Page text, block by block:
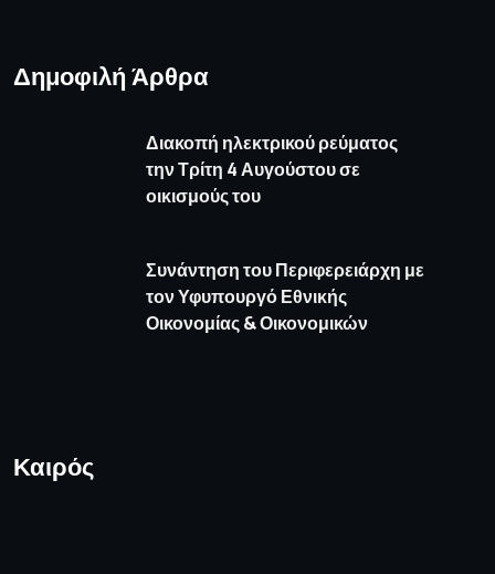
Δημοφιλή Άρθρα
Διακοπή ηλεκτρικού ρεύματος
την Τρίτη 4 Αυγούστου σε
οικισμούς του
Συνάντηση του Περιφερειάρχη με
τον Υφυπουργό Εθνικής
Οικονομίας & Οικονομικών
Καιρός